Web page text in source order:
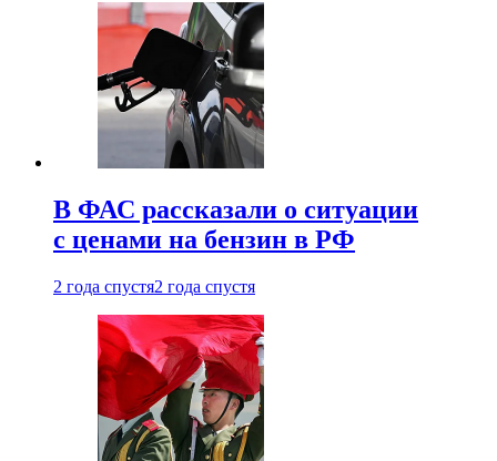
В ФАС рассказали о ситуации
с ценами на бензин в РФ
2 года спустя2 года спустя